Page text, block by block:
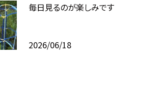
毎日見るのが楽しみです
2026/06/18